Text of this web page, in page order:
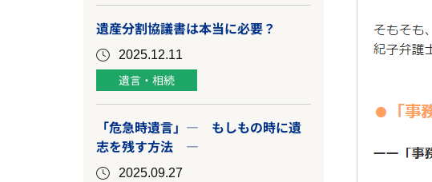
遺産分割協議書は本当に必要？
2025.12.11
遺言・相続
「危急時遺言」― もしもの時に遺
志を残す方法 ―
2025.09.27